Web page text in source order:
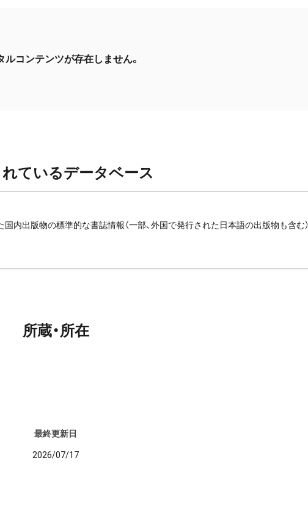
ルコンテンツが存在しません。
ているデータベース
内出版物の標準的な書誌情報（一部、外国で発行された日本語の出版物も含む）
所蔵・所在
最終更新日
2026/07/17